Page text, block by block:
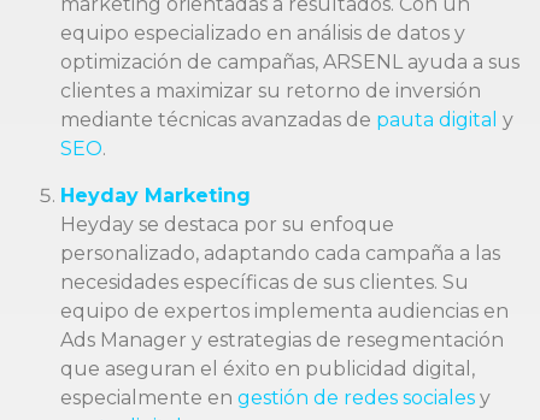
marketing orientadas a resultados. Con un
equipo especializado en análisis de datos y
optimización de campañas, ARSENL ayuda a sus
clientes a maximizar su retorno de inversión
mediante técnicas avanzadas de pauta digital y
SEO.
Heyday Marketing
Heyday se destaca por su enfoque
personalizado, adaptando cada campaña a las
necesidades específicas de sus clientes. Su
equipo de expertos implementa audiencias en
Ads Manager y estrategias de resegmentación
que aseguran el éxito en publicidad digital,
especialmente en gestión de redes sociales y